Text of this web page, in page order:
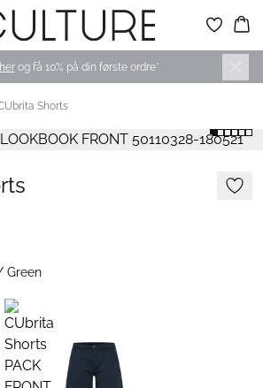
herog få 10% på din første ordre*
Shorts
Green